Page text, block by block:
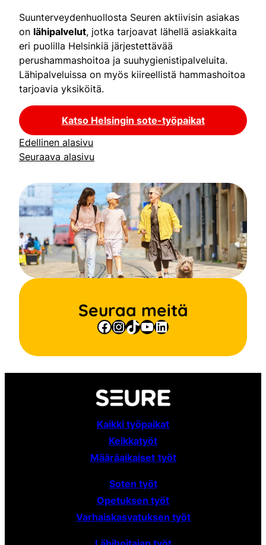
Suunterveydenhuollosta Seuren aktiivisin asiakas
on lähipalvelut, jotka tarjoavat lähellä asiakkaita
eri puolilla Helsinkiä järjestettävää
perushammashoitoa ja suuhygienistipalveluita.
Lähipalveluissa on myös kiireellistä hammashoitoa
tarjoavia yksiköitä.
Katso Helsingin sote-työpaikat
Edellinen alasivu
Seuraava alasivu
Seuraa meitä
Facebook
Instagram
TikTok
YouTube
LinkedIn
Kaikki työpaikat
Keikkatyöt
Määräaikaiset työt
Soten työt
Opetuksen työt
Varhaiskasvatuksen työt